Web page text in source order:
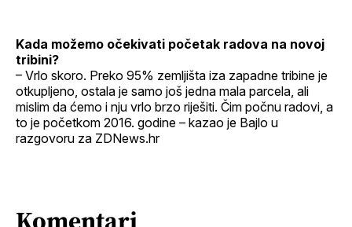
Kada možemo očekivati početak radova na novoj
tribini?
– Vrlo skoro. Preko 95% zemljišta iza zapadne tribine je
otkupljeno, ostala je samo još jedna mala parcela, ali
mislim da ćemo i nju vrlo brzo riješiti. Čim počnu radovi, a
to je početkom 2016. godine – kazao je Bajlo u
razgovoru za ZDNews.hr